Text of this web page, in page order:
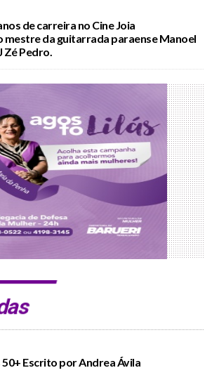
de carreira no Cine Joia
mestre da guitarrada paraense Manoel
Pedro.
Escrito por Andrea Ávila